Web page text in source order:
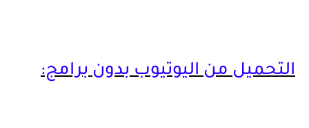
التحميل من اليوتيوب بدون برامج: